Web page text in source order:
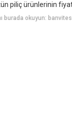
piliç ürünlerinin
burada okuyun: